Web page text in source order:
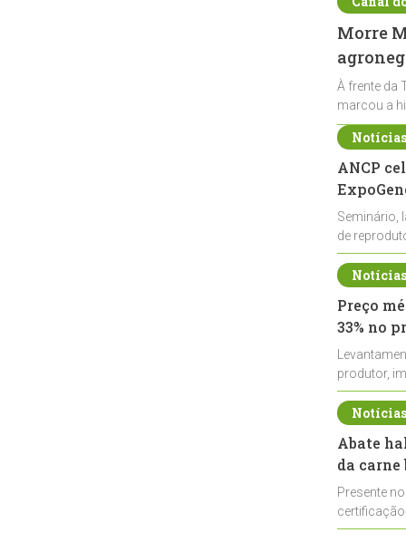
Morre
À frente da
marcou a
ANCP
Seminário,
de
durante a
Preço
33% no
produtor,
de leite cru
Abate
da
Presente